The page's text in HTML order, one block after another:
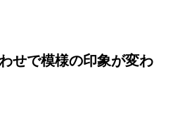
せで模様の印象が変わ